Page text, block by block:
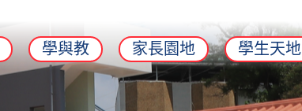
學與教 家長園地 學生天地